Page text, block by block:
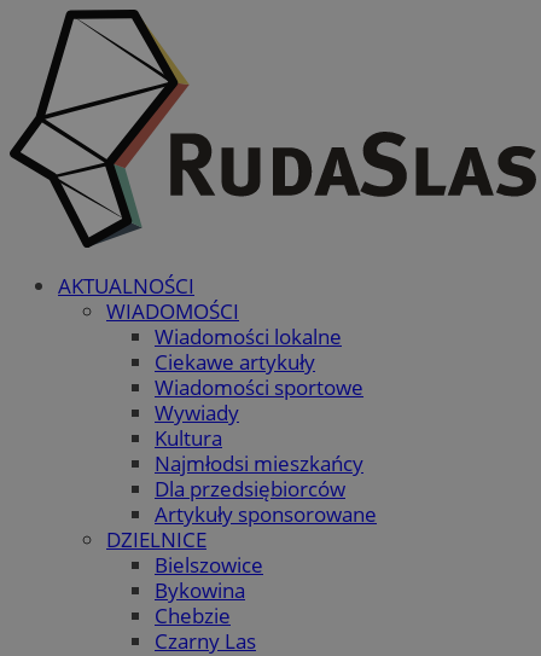
AKTUALNOŚCI
WIADOMOŚCI
Wiadomości lokalne
Ciekawe artykuły
Wiadomości sportowe
Wywiady
Kultura
Najmłodsi mieszkańcy
Dla przedsiębiorców
Artykuły sponsorowane
DZIELNICE
Bielszowice
Bykowina
Chebzie
Czarny Las